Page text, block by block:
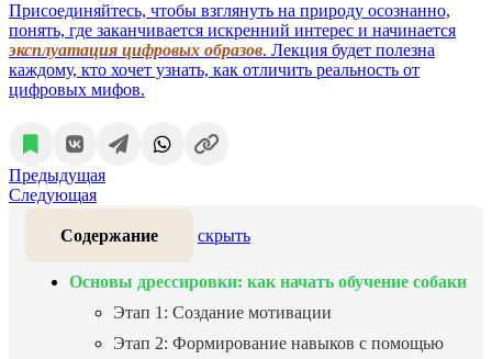
Присоединяйтесь, чтобы взглянуть на природу осознанно,
понять, где заканчивается искренний интерес и начинается
эксплуатация цифровых образов. Лекция будет полезна
каждому, кто хочет узнать, как отличить реальность от
цифровых мифов.
Предыдущая
Следующая
Содержание скрыть
Основы дрессировки: как начать обучение собаки
Этап 1: Создание мотивации
Этап 2: Формирование навыков с помощью